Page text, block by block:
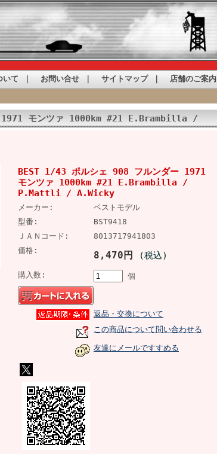
いて お問い合せ サイトマップ｜ 店舗のご案内
1971 モンツァ 1000km #21 E.Brambilla /
BEST 1/43 ポルシェ 908 フルンダー 1971
モンツァ 1000km #21 E.Brambilla /
P.Mattli / A.Wicky
メーカー:
ベストモデル
型番:
BST9418
ＪＡＮコード:
8013717941803
価格:
8,470円 (税込)
購入数: 個
返品・交換について
この商品について問い合わせる
友達にメールですすめる